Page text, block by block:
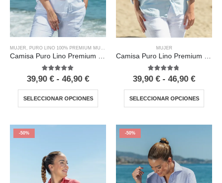
MUJER , PURO LINO 100% PREMIUM MUJER
Camisa Puro Lino Premium Blanca Mujer
5.00 out of 5
39,90 € - 46,90 €
SELECCIONAR OPCIONES
MUJER
Camisa Puro Lino Premium Celeste Mujer
4.67 out of 5
39,90 € - 46,90 €
SELECCIONAR OPCIONES
-50% -50%